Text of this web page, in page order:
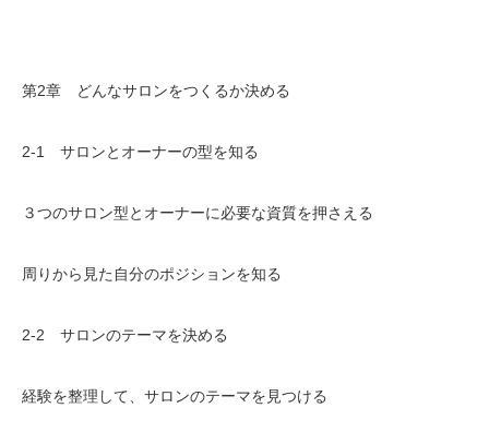
第2章 どんなサロンをつくるか決める
2-1 サロンとオーナーの型を知る
３つのサロン型とオーナーに必要な資質を押さえる
周りから見た自分のポジションを知る
2-2 サロンのテーマを決める
経験を整理して、サロンのテーマを見つける